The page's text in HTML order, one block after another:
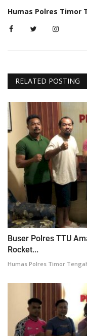
Humas Polres Timor
RELATED POSTING
Buser Polres TTU
Rocket...
Humas Polres Timor